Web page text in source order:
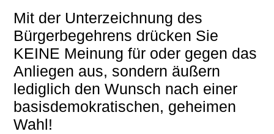
Mit der Unterzeichnung des
Bürgerbegehrens drücken Sie
KEINE Meinung für oder gegen das
Anliegen aus, sondern äußern
lediglich den Wunsch nach einer
basisdemokratischen, geheimen
Wahl!